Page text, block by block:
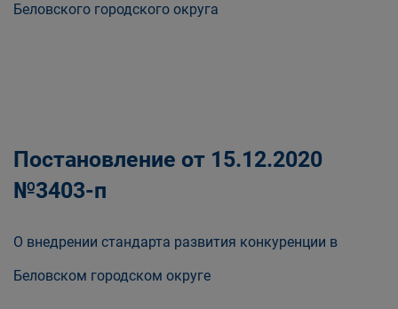
Беловского городского округа
Постановление от 15.12.2020
№3403-п
О внедрении стандарта развития конкуренции в
Беловском городском округе